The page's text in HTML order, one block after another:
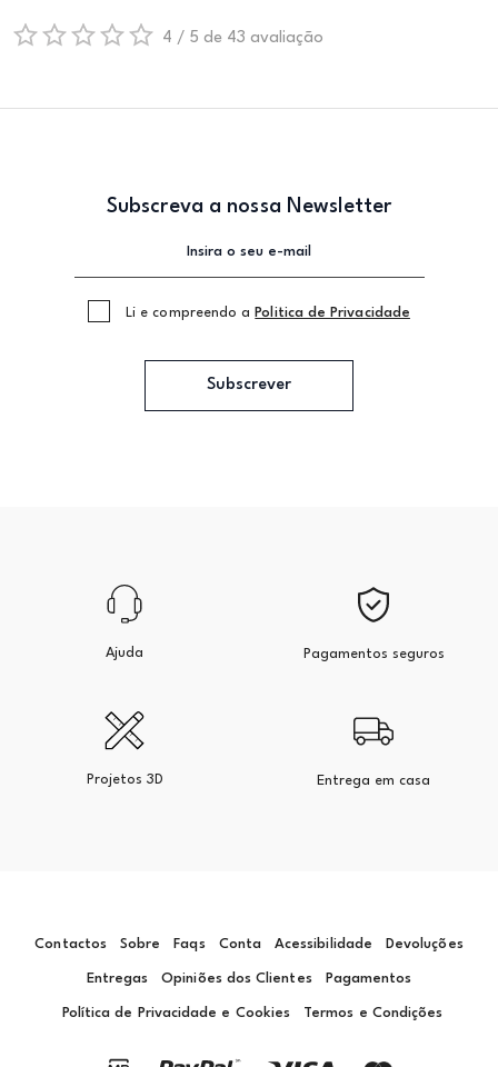
4 / 5 de 43 avaliação
Subscreva a nossa Newsletter
Li e compreendo a Politica de Privacidade
Subscrever
Ajuda Pagamentos seguros
Projetos 3D Entrega em casa
Contactos Sobre Faqs Conta Acessibilidade Devoluções
Entregas Opiniões dos Clientes Pagamentos
Política de Privacidade e Cookies Termos e Condições